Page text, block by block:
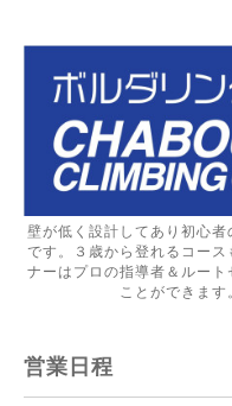
壁が低く設計してあり初心
です。３歳から登れるコー
ナーはプロの指導者＆ルー
ことができます
営業日程